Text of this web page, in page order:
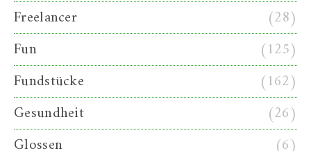
Freelancer
(28)
Fun
(125)
Fundstücke
(162)
Gesundheit
(26)
Glossen
(6)